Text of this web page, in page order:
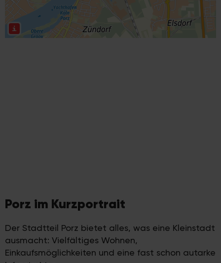
Porz im Kurzportrait
Der Stadtteil Porz bietet alles, was eine Kleinstadt
ausmacht: Vielfältiges Wohnen,
Einkaufsmöglichkeiten und eine fast schon autarke